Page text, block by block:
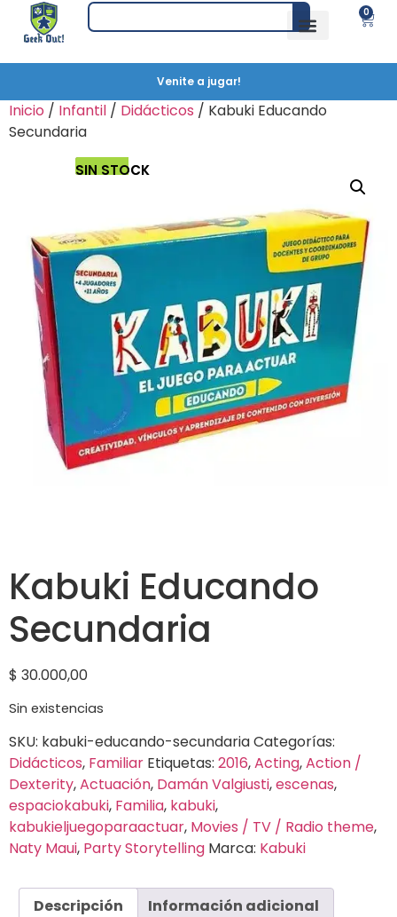
0
Venite a jugar!
Inicio / Infantil / Didácticos / Kabuki Educando
Secundaria
SIN STOCK
Kabuki Educando
Secundaria
$ 30.000,00
Sin existencias
SKU: kabuki-educando-secundariaCategorías:
Didácticos, Familiar Etiquetas: 2016,Acting,Action /
Dexterity,Actuación, Damán Valgiusti,escenas,
espaciokabuki, Familia, kabuki,
kabukieljuegoparaactuar, Movies / TV / Radio theme,
Naty Maui, Party Storytelling Marca: Kabuki
Descripción
Información adicional